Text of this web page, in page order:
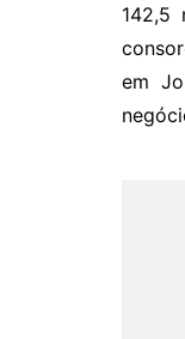
142,5
em